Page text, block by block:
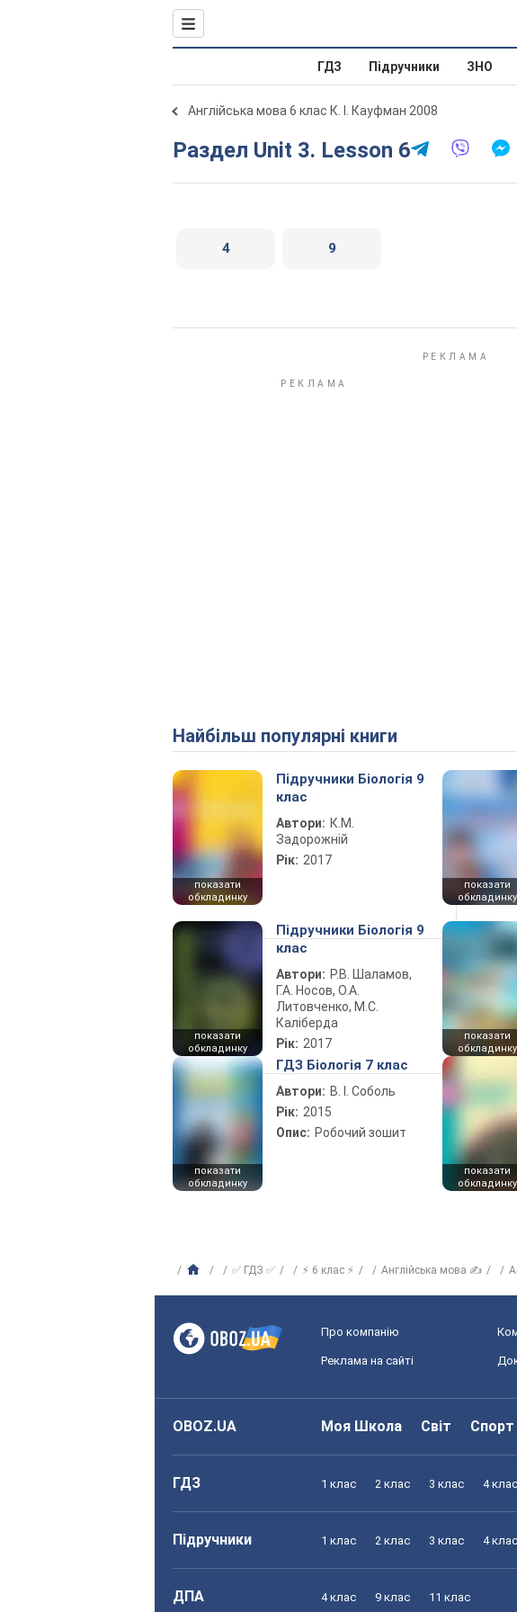
ГДЗ Підручники ЗНО
Англійська мова 6 клас К. І. Кауфман 2008
Раздел Unit 3. Lesson 6
4 9
Найбільш популярні книги
показати
обкладинку
Підручники Біологія 9
клас
Автори: К.М.
Задорожній
Рік: 2017
показати
обкладинку
показати
обкладинку
Підручники Біологія 9
клас
Автори: Р.В. Шаламов,
Г.А. Носов, О.А.
Литовченко, М.С.
Каліберда
Рік: 2017
показати
обкладинку
показати
обкладинку
ГДЗ Біологія 7 клас
Автори: В. І. Соболь
Рік: 2015
Опис: Робочий зошит
показати
обкладинку
✅ ГДЗ ✅ ⚡ 6 клас ⚡ Англійська мова ✍
Про компанію
Реклама на сайті
OBOZ.UA Моя Школа Світ Спорт
ГДЗ 1 клас 2 клас 3 клас 4 клас
Підручники 1 клас 2 клас 3 клас 4 клас
ДПА 4 клас 9 клас 11 клас